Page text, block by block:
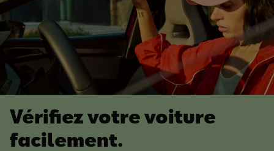
Vérifiez votre voiture
facilement.